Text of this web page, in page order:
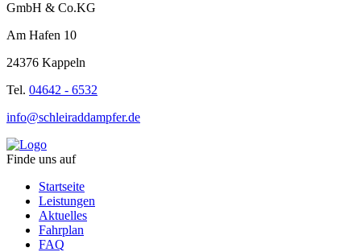
GmbH & Co.KG
Am Hafen 10
24376 Kappeln
Tel. 04642 - 6532
info@schleiraddampfer.de
Finde uns auf
Startseite
Leistungen
Aktuelles
Fahrplan
FAQ